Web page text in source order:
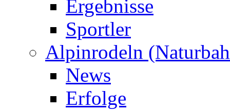
Ergebnisse
Sportler
Alpinrodeln
News
Erfolge